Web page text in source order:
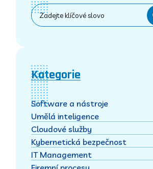
Kategorie
Software a nástroje
Umělá inteligence
Cloudové služby
Kybernetická bezpečnost
IT Management